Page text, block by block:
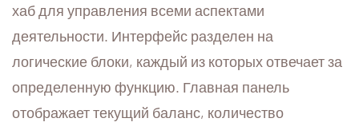
хаб для управления всеми аспектами
деятельности. Интерфейс разделен на
логические блоки, каждый из которых отвечает за
определенную функцию. Главная панель
отображает текущий баланс, количество